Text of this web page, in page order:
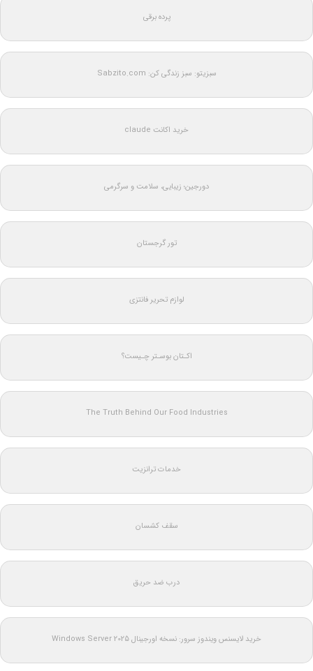
پرده برقی
سبزیتو: سبز زندگی کن: Sabzito.com
خرید اکانت claude
دورجین؛ زیبایی، سلامت و سرگرمی
تور گرجستان
لوازم تحریر فانتزی
اکـتان بوسـتر چـیست؟
The Truth Behind Our Food Industries
خدمات ترانزیت
سقف کشسان
درب ضد حریق
خرید لایسنس ویندوز سرور: نسخه اورجینال Windows Server 2025